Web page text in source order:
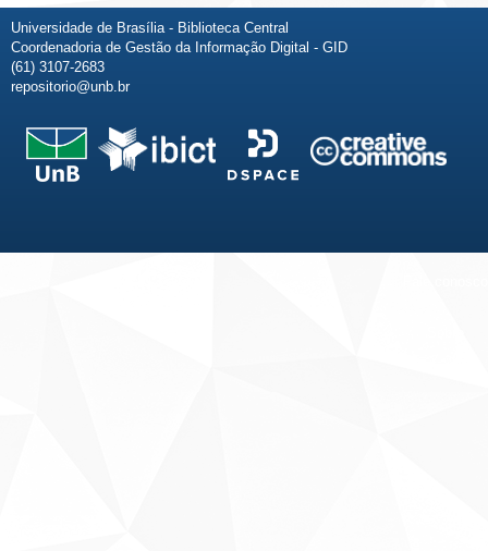
Universidade de Brasília - Biblioteca Central
Coordenadoria de Gestão da Informação Digital - GID
(61) 3107-2683
repositorio@unb.br